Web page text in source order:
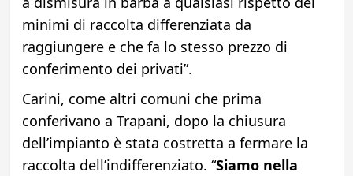
minimi di raccolta differenziata da
raggiungere e che fa lo stesso prezzo di
conferimento dei privati”.
Carini, come altri comuni che prima
conferivano a Trapani, dopo la chiusura
dell’impianto è stata costretta a fermare la
raccolta dell’indifferenziato. “Siamo nella